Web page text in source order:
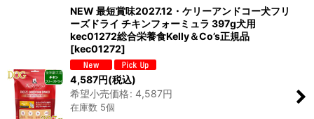
NEW 最短賞味2027.12・ケリーアンドコー犬フリ
ーズドライ チキンフォーミュラ 397g犬用
kec01272総合栄養食Kelly＆Co’s正規品
[kec01272]
4,587円(税込)
希望小売価格: 4,587円
在庫数 5個